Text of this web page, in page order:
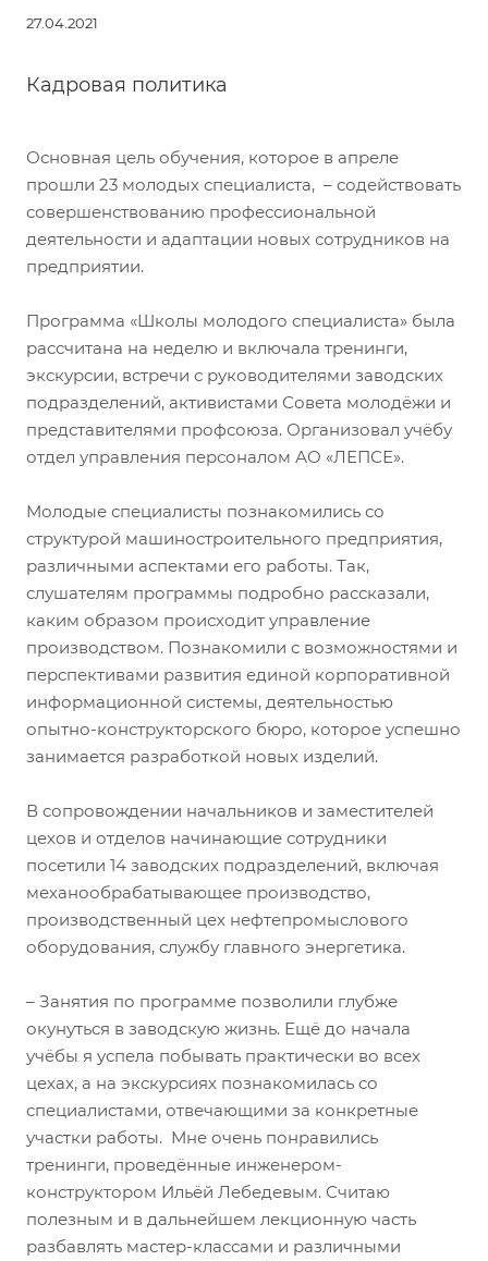
27.04.2021
Кадровая политика
Основная цель обучения, которое в апреле
прошли 23 молодых специалиста, – содействовать
совершенствованию профессиональной
деятельности и адаптации новых сотрудников на
предприятии.
Программа «Школы молодого специалиста» была
рассчитана на неделю и включала тренинги,
экскурсии, встречи с руководителями заводских
подразделений, активистами Совета молодёжи и
представителями профсоюза. Организовал учёбу
отдел управления персоналом АО «ЛЕПСЕ».
Молодые специалисты познакомились со
структурой машиностроительного предприятия,
различными аспектами его работы. Так,
слушателям программы подробно рассказали,
каким образом происходит управление
производством. Познакомили с возможностями и
перспективами развития единой корпоративной
информационной системы, деятельностью
опытно-конструкторского бюро, которое успешно
занимается разработкой новых изделий.
В сопровождении начальников и заместителей
цехов и отделов начинающие сотрудники
посетили 14 заводских подразделений, включая
механообрабатывающее производство,
производственный цех нефтепромыслового
оборудования, службу главного энергетика.
– Занятия по программе позволили глубже
окунуться в заводскую жизнь. Ещё до начала
учёбы я успела побывать практически во всех
цехах, а на экскурсиях познакомилась со
специалистами, отвечающими за конкретные
участки работы. Мне очень понравились
тренинги, проведённые инженером-
конструктором Ильёй Лебедевым. Считаю
полезным и в дальнейшем лекционную часть
разбавлять мастер-классами и различными